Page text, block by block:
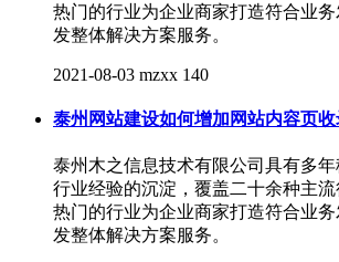
热门的行业为企业商家打造符合业
发整体解决方案服务。
2021-08-03 mzxx 140
泰州网站建设如何增加网站内容页收
泰州木之信息技术有限公司具有多
行业经验的沉淀，覆盖二十余种主流
热门的行业为企业商家打造符合业
发整体解决方案服务。